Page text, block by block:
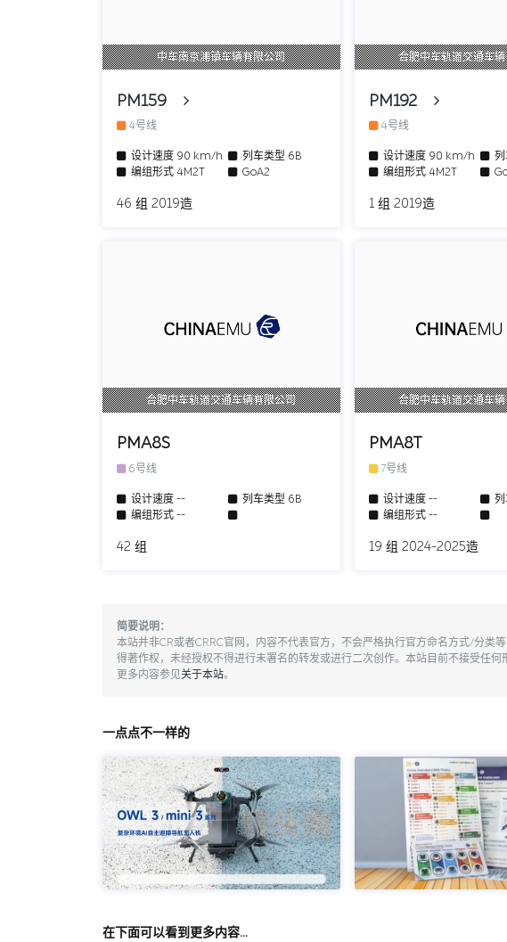
中车南京浦镇车辆有限公司
PM159
4号线
设计速度 90 km/h 列车类型 6B
编组形式 4M2T GoA2
46 组 2019造
合肥中车轨道交通车
PM192
4号线
设计速度90 km/h 列
编组形式4M2T
1 组 2019造
合肥中车轨道交通车辆有限公司
PMA8S
6号线
设计速度 -- 列车类型 6B
编组形式 --
42 组
合肥中车轨道交通车
PMA8T
7号线
设计速度-- 列
编组形式--
19 组 2024-2025造
简要说明：
本站并非CR或者CRRC官网，内容不代表官方，不会严格执行官方命名方式/分
得著作权，未经授权不得进行未署名的转发或进行二次创作。本站目前不接受任
更多内容参见关于本站。
一点点不一样的
在下面可以看到更多内容…